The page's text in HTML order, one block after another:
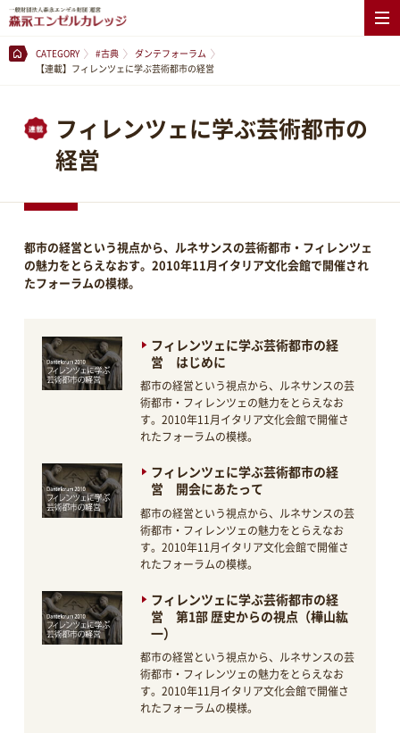
CATEGORY #古典
ダンテフォーラム
【連載】フィレンツェに学ぶ芸術都市の経営
フィレンツェに学ぶ芸術都市の
経営
都市の経営という視点から、ルネサンスの芸術都市・フィレンツェ
の魅力をとらえなおす。2010年11月イタリア文化会館で開催され
たフォーラムの模様。
フィレンツェに学ぶ芸術都市の経
営 はじめに
都市の経営という視点から、ルネサンスの芸
術都市・フィレンツェの魅力をとらえなお
す。2010年11月イタリア文化会館で開催さ
れたフォーラムの模様。
フィレンツェに学ぶ芸術都市の経
営 開会にあたって
都市の経営という視点から、ルネサンスの芸
術都市・フィレンツェの魅力をとらえなお
す。2010年11月イタリア文化会館で開催さ
れたフォーラムの模様。
フィレンツェに学ぶ芸術都市の経
営 第1部 歴史からの視点（樺山紘
一）
都市の経営という視点から、ルネサンスの芸
術都市・フィレンツェの魅力をとらえなお
す。2010年11月イタリア文化会館で開催さ
れたフォーラムの模様。